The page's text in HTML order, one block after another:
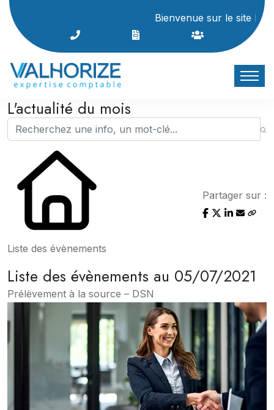
Bienvenue sur le site
L'actualité du mois
Liste des évènements
Partager sur :
Liste des évènements au 05/07/2021
Prélèvement à la source – DSN